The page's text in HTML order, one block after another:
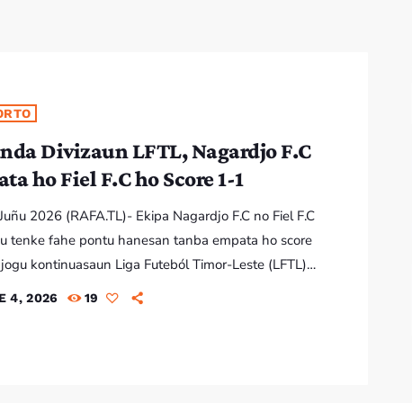
Divizaun LFTL, Nagardjo F.C
ho Fiel F.C ho Score 1-1
2026 (RAFA.TL)- Ekipa Nagardjo F.C no Fiel F.C
tenke fahe pontu hanesan tanba empata ho score
kontinuasaun Liga Futeból Timor-Leste (LFTL),
divizaun époka 2026. Jogu kontinuasaun ba Liga
4, 2026 19